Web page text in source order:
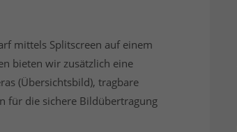
mittels Splitscreen auf einem
bieten wir zusätzlich eine
(Übersichtsbild), tragbare
für die sichere Bildübertragung